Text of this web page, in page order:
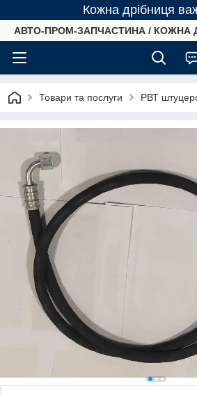
Кожна дрібниця
АВТО-ПРОМ-ЗАПЧАСТИНА / КОЖНА
Товари та послуги РВТ